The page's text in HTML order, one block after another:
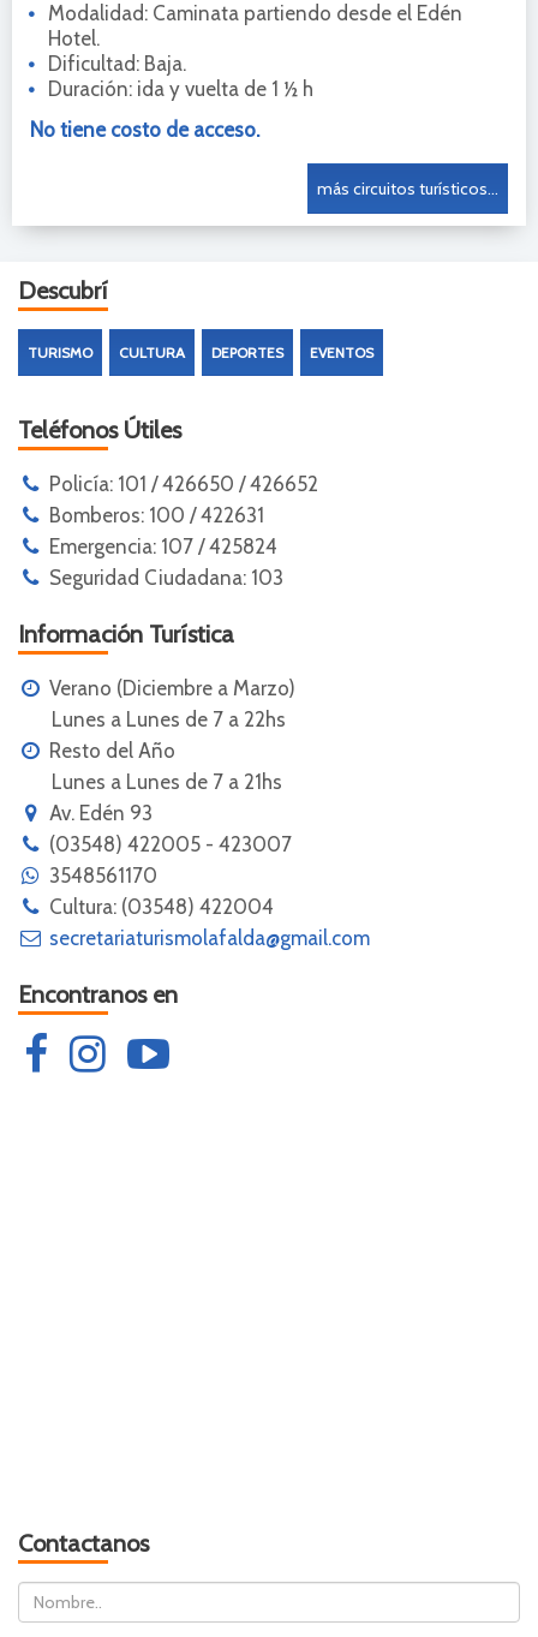
Modalidad: Caminata partiendo desde el Edén
Hotel.
Dificultad: Baja.
Duración: ida y vuelta de 1 ½ h
No tiene costo de acceso.
más circuitos turísticos...
Descubrí
TURISMO CULTURA DEPORTES EVENTOS
Teléfonos Útiles
Policía: 101 / 426650 / 426652
Bomberos: 100 / 422631
Emergencia: 107 / 425824
Seguridad Ciudadana: 103
Información Turística
Verano (Diciembre a Marzo)
Lunes a Lunes de 7 a 22hs
Resto del Año
Lunes a Lunes de 7 a 21hs
Av. Edén 93
(03548) 422005 - 423007
3548561170
Cultura: (03548) 422004
secretariaturismolafalda@gmail.com
Encontranos en
Contactanos
Nombre